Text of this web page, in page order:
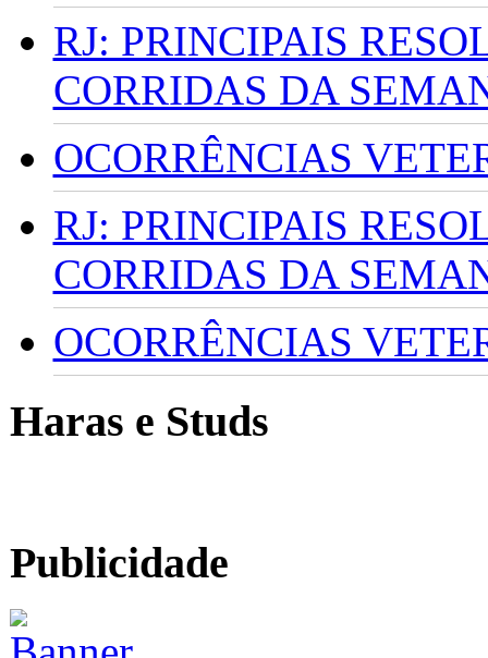
RJ: PRINCIPAIS
CORRIDAS DA
OCORRÊNCIAS
RJ: PRINCIPAIS
CORRIDAS DA
OCORRÊNCIAS
Haras e Studs
Publicidade